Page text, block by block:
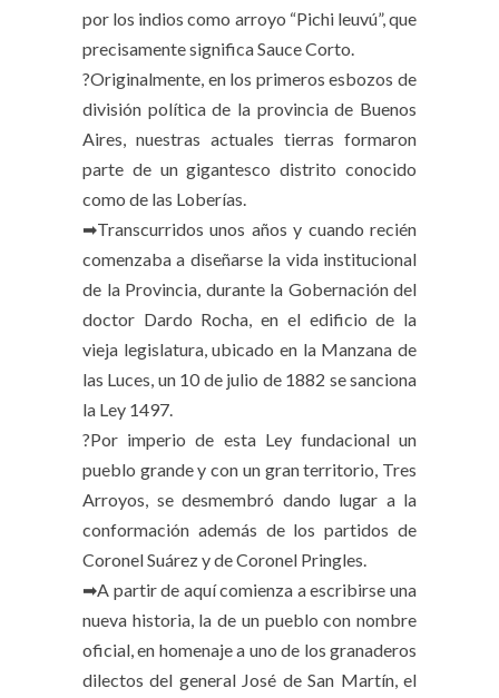
por los indios como arroyo “Pichi leuvú”, que
precisamente significa Sauce Corto.
?Originalmente, en los primeros esbozos de
división política de la provincia de Buenos
Aires, nuestras actuales tierras formaron
parte de un gigantesco distrito conocido
como de las Loberías.
➡Transcurridos unos años y cuando recién
comenzaba a diseñarse la vida institucional
de la Provincia, durante la Gobernación del
doctor Dardo Rocha, en el edificio de la
vieja legislatura, ubicado en la Manzana de
las Luces, un 10 de julio de 1882 se sanciona
la Ley 1497.
?Por imperio de esta Ley fundacional un
pueblo grande y con un gran territorio, Tres
Arroyos, se desmembró dando lugar a la
conformación además de los partidos de
Coronel Suárez y de Coronel Pringles.
➡A partir de aquí comienza a escribirse una
nueva historia, la de un pueblo con nombre
oficial, en homenaje a uno de los granaderos
dilectos del general José de San Martín, el